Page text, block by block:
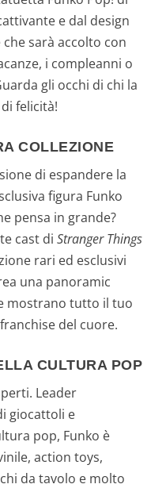
e dal design
sarà accolto con
i compleanni o
gli occhi di chi la
felicità!
COLLEZIONE
di espandere la
figura Funko
pensa in grande?
cast di Stranger Things
rari ed esclusivi
una panoramic
mostrano tutto il tuo
del cuore.
CULTURA POP
Leader
giocattoli e
pop, Funko è
action toys,
da tavolo e molto